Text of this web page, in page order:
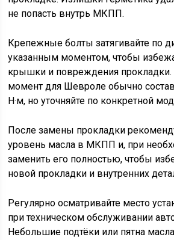
не попасть внутрь МКПП.
Крепежные болты затягивайте по
указанным моментом, чтобы
крышки и повреждения
момент для Шевроле обычно
Н·м, но уточняйте по конкретной
После замены прокладки
уровень масла в МКПП и, при
заменить его полностью, чтобы
новой прокладки и внутренних
Регулярно осматривайте место
при техническом обслуживании
Небольшие подтёки или пятна